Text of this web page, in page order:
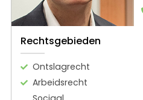
Rechtsgebieden
Ontslagrecht
Arbeidsrecht